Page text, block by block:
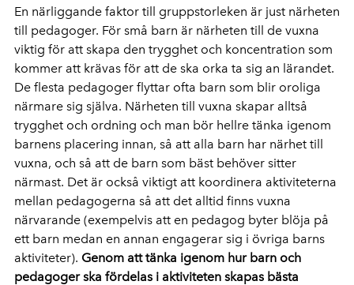
En närliggande faktor till gruppstorleken är just närheten
till pedagoger. För små barn är närheten till de vuxna
viktig för att skapa den trygghet och koncentration som
kommer att krävas för att de ska orka ta sig an lärandet.
De flesta pedagoger flyttar ofta barn som blir oroliga
närmare sig själva. Närheten till vuxna skapar alltså
trygghet och ordning och man bör hellre tänka igenom
barnens placering innan, så att alla barn har närhet till
vuxna, och så att de barn som bäst behöver sitter
närmast. Det är också viktigt att koordinera aktiviteterna
mellan pedagogerna så att det alltid finns vuxna
närvarande (exempelvis att en pedagog byter blöja på
ett barn medan en annan engagerar sig i övriga barns
aktiviteter). Genom att tänka igenom hur barn och
pedagoger ska fördelas i aktiviteten skapas bästa